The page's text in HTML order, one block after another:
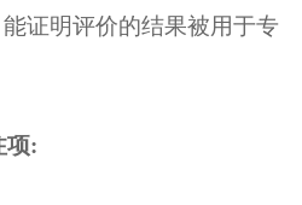
能证明评价的结果被用于专
项: